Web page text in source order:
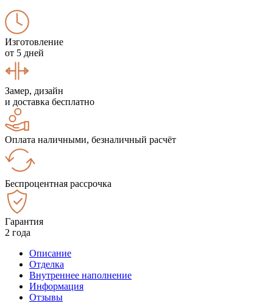
Изготовление
от 5 дней
Замер, дизайн
и доставка бесплатно
Оплата наличными, безналичный расчёт
Беспроцентная рассрочка
Гарантия
2 года
Описание
Отделка
Внутреннее наполнение
Информация
Отзывы